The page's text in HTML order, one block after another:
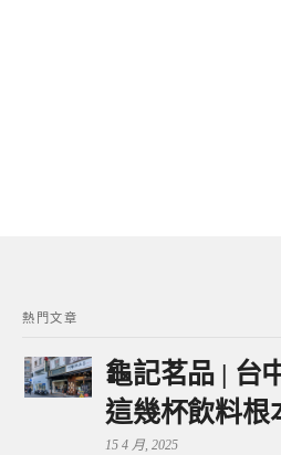
熱門文章
龜記茗品 | 台
這幾杯飲料根
15 4 月, 2025